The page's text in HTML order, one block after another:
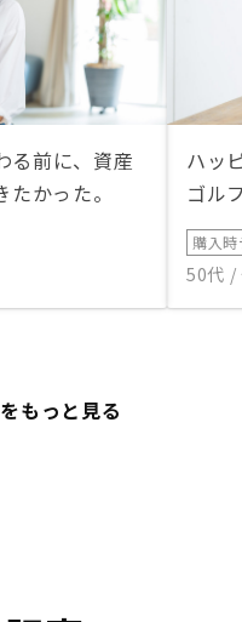
る前に、資産
かった。
ハッ
ゴル
購入時
50代 /
もっと見る